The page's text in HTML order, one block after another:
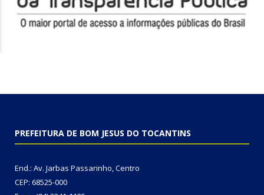
PREFEITURA DE BOM JESUS DO TOCANTINS
End.: Av. Jarbas Passarinho, Centro
CEP: 68525-000